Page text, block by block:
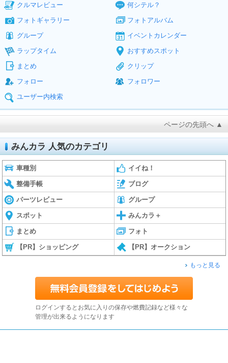
クルマレビュー
何シテル？
フォトギャラリー
フォトアルバム
グループ
イベントカレンダー
ラップタイム
おすすめスポット
まとめ
クリップ
フォロー
フォロワー
ユーザー内検索
ページの先頭へ ▲
みんカラ 人気のカテゴリ
車種別 イイね！
整備手帳 ブログ
パーツレビュー グループ
スポット みんカラ＋
まとめ フォト
【PR】ショッピング 【PR】オークション
もっと見る
ログインするとお気に入りの保存や燃費記録など様々な
管理が出来るようになります